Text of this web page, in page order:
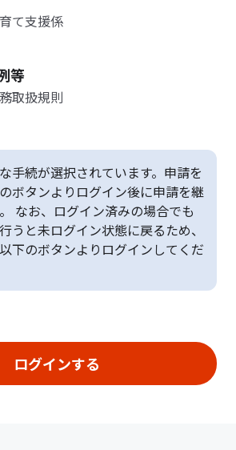
て支援係
等
取扱規則
手続が選択されています。申請を
ボタンよりログイン後に申請を継
なお、ログイン済みの場合でも
うと未ログイン状態に戻るため、
下のボタンよりログインしてくだ